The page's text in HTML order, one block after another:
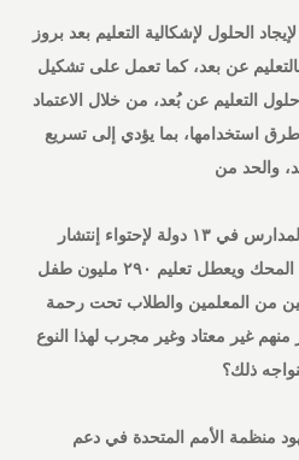
الحلول لإشكالية التعليم بعد بروز
الاهتمام بالتعليم عن بعد، كما تعمل على تشكيل
التعليم عن بُعد، من خلال الاعتماد
استخدامها، بما يؤدي إلى تسريع
والحد من
ووفقًا للأمم المتحدة فإن إغلاق المدارس في ١٣ دولة لإحتواء إنتشار
فيروس كورونا يضع التعليم على المحك ويعطل تعليم ٢٩٠ مليون طفل
من المعلمين والطلاب تحت رحمة
غير معتاد وغير مجرب لهذا النوع
ذلك؟
منظمة الأمم المتحدة في دعم